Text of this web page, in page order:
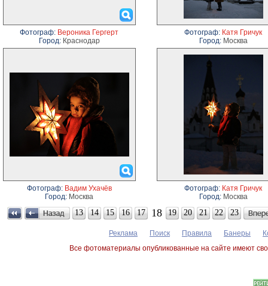
Фотограф: Вероника Гергерт
Город: Краснодар
Фотограф: Катя Гричук
Город: Москва
Фотограф: Вадим Ухачёв
Город: Москва
Фотограф: Катя Гричук
Город: Москва
13 14 15 16 17 18 19 20 21 22 23
Реклама Поиск Правила Банеры
Все фотоматериалы опубликованные на сайте имеют